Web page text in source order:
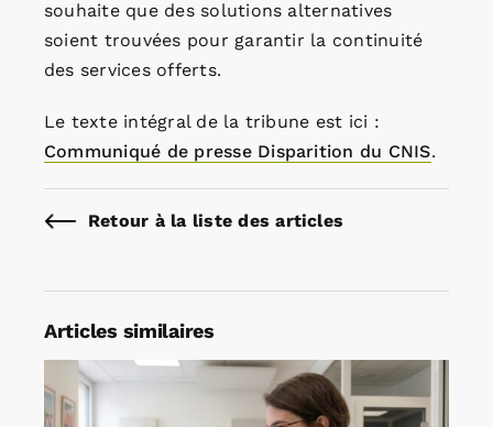
souhaite que des solutions alternatives
soient trouvées pour garantir la continuité
des services offerts.
Le texte intégral de la tribune est ici :
Communiqué de presse Disparition du CNIS.
Retour à la liste des articles
Articles similaires